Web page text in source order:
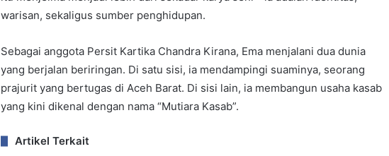
warisan, sekaligus sumber penghidupan.
Sebagai anggota Persit Kartika Chandra Kirana, Ema menjalani dua dunia
yang berjalan beriringan. Di satu sisi, ia mendampingi suaminya, seorang
prajurit yang bertugas di Aceh Barat. Di sisi lain, ia membangun usaha kasab
yang kini dikenal dengan nama “Mutiara Kasab”.
Artikel Terkait